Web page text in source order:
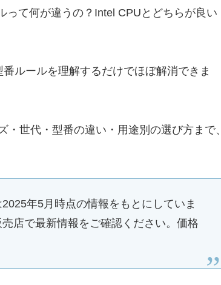
って何が違うの？Intel CPUとどちらが良い
ルールを理解するだけでほぼ解消できま
世代・型番の違い・用途別の選び方まで、
年5月時点の情報をもとにしていま
店で最新情報をご確認ください。価格